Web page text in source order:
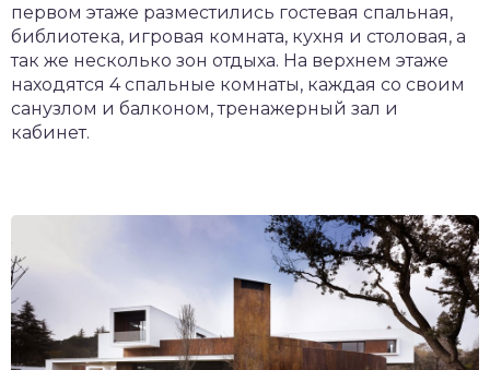
первом этаже разместились гостевая спальная,
библиотека, игровая комната, кухня и столовая, а
так же несколько зон отдыха. На верхнем этаже
находятся 4 спальные комнаты, каждая со своим
санузлом и балконом, тренажерный зал и
кабинет.